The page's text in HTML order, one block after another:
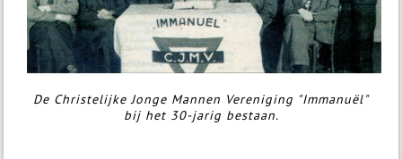
De Christelijke Jonge Mannen Vereniging "Immanuël"
bij het 30-jarig bestaan.